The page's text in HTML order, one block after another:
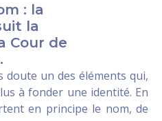
: la
la
Cour de
doute un des éléments qui,
à fonder une identité. En
en principe le nom, de